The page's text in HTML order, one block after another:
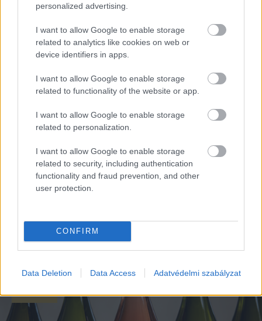
personalized advertising.
I want to allow Google to enable storage
related to analytics like cookies on web or
device identifiers in apps.
I want to allow Google to enable storage
related to functionality of the website or app.
I want to allow Google to enable storage
related to personalization.
I want to allow Google to enable storage
related to security, including authentication
functionality and fraud prevention, and other
user protection.
CONFIRM
Data Deletion Data Access Adatvédelmi szabályzat
EZEK IS ÉRDEKELHETNEK
Sztorik